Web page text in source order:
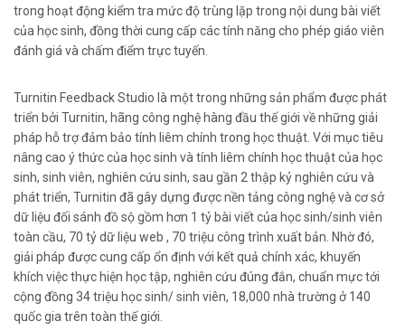
trong hoạt động kiểm tra mức độ trùng lặp trong nội dung bài viết
của học sinh, đồng thời cung cấp các tính năng cho phép giáo viên
đánh giá và chấm điểm trực tuyến.
Turnitin Feedback Studio là một trong những sản phẩm được phát
triển bởi Turnitin, hãng công nghệ hàng đầu thế giới về những giải
pháp hỗ trợ đảm bảo tính liêm chính trong học thuật. Với mục tiêu
nâng cao ý thức của học sinh và tính liêm chính học thuật của học
sinh, sinh viên, nghiên cứu sinh, sau gần 2 thập kỷ nghiên cứu và
phát triển, Turnitin đã gây dựng được nền tảng công nghệ và cơ sở
dữ liệu đối sánh đồ sộ gồm hơn 1 tỷ bài viết của học sinh/sinh viên
toàn cầu, 70 tỷ dữ liệu web , 70 triệu công trình xuất bản. Nhờ đó,
giải pháp được cung cấp ổn định với kết quả chính xác, khuyến
khích việc thực hiện học tập, nghiên cứu đúng đắn, chuẩn mực tới
cộng đồng 34 triệu học sinh/ sinh viên, 18,000 nhà trường ở 140
quốc gia trên toàn thế giới.